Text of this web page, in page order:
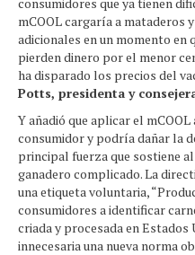
mCOOL cargaría a mataderos
adicionales en un momento en
pierden dinero por el menor
ha disparado los precios del
Potts, presidenta y
Y añadió que aplicar el
consumidor y podría dañar la
principal fuerza que sostiene
ganadero complicado. La
una etiqueta voluntaria,
consumidores a identificar
criada y procesada en
innecesaria una nueva norma